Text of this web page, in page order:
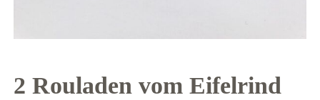
2 Rouladen vom Eifelrind